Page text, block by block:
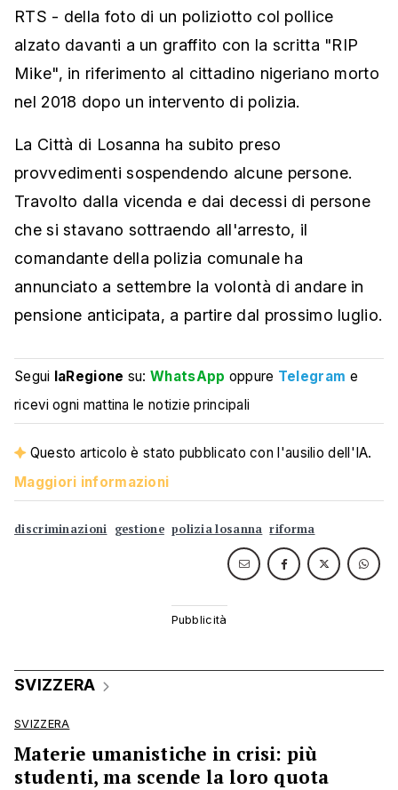
RTS - della foto di un poliziotto col pollice
alzato davanti a un graffito con la scritta "RIP
Mike", in riferimento al cittadino nigeriano morto
nel 2018 dopo un intervento di polizia.
La Città di Losanna ha subito preso
provvedimenti sospendendo alcune persone.
Travolto dalla vicenda e dai decessi di persone
che si stavano sottraendo all'arresto, il
comandante della polizia comunale ha
annunciato a settembre la volontà di andare in
pensione anticipata, a partire dal prossimo luglio.
Segui laRegione su:WhatsApp oppure Telegram e
ricevi ogni mattina le notizie principali
Questo articolo è stato pubblicato con l'ausilio dell'IA.
Maggiori informazioni
discriminazioni gestione polizia losanna riforma
SVIZZERA
SVIZZERA
Materie umanistiche in crisi: più
studenti, ma scende la loro quota